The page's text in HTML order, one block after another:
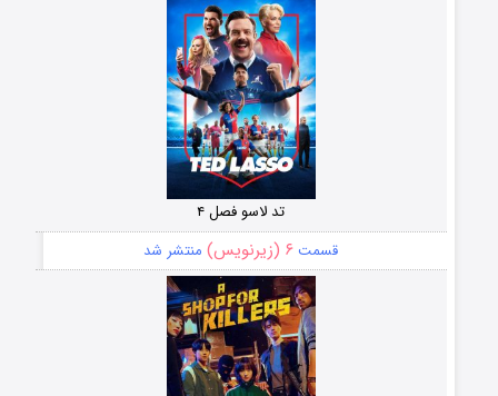
تد لاسو فصل ۴
قسمت ۶ (زیرنویس) منتشر شد